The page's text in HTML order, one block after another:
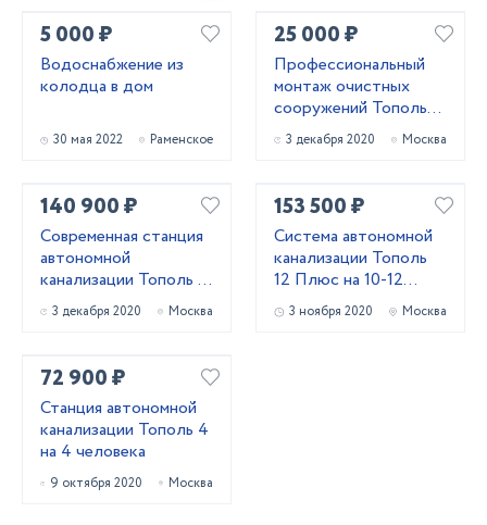
5 000 ₽
Водоснабжение из
колодца в дом
30 мая 2022 Раменское
25 000 ₽
Профессиональный
монтаж очистных
сооружений Тополь
зимой
3 декабря 2020 Москва
140 900 ₽
Современная станция
автономной
канализации Тополь 9
ПР Плюс
3 декабря 2020 Москва
153 500 ₽
Система автономной
канализации Тополь
12 Плюс на 10-12
проживающих
3 ноября 2020 Москва
72 900 ₽
Станция автономной
канализации Тополь 4
на 4 человека
9 октября 2020 Москва